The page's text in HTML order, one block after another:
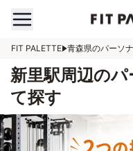
FIT PALETTE 青森県のパーソ
新里駅周辺の
て探す